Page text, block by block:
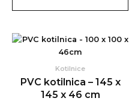
Kotilnice
PVC kotilnica – 145 x
145 x 46 cm